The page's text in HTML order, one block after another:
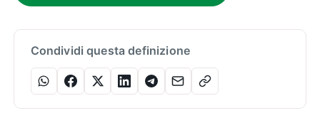
Condividi questa definizione